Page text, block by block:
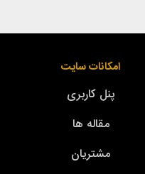
امکانات سایت
پنل کاربری
مقاله ها
مشتریان